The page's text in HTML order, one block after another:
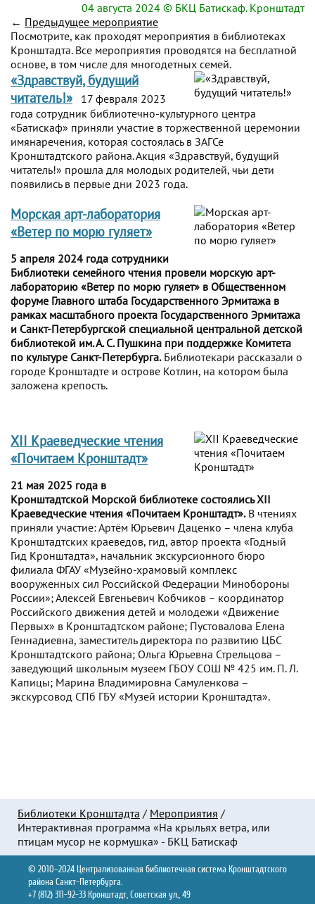
04 августа 2024 © БКЦ Батискаф. Кронштадт
← Предыдущее мероприятие
Посмотрите, как проходят мероприятия в библиотеках
Кронштадта. Все мероприятия проводятся на бесплатной
основе, в том числе для многодетных семей.
«Здравствуй, будущий
читатель!»
17 февраля 2023
года сотрудник библиотечно-культурного центра
«Батискаф» приняли участие в торжественной церемонии
имянаречения, которая состоялась в ЗАГСе
Кронштадтского района. Акция «Здравствуй, будущий
читатель!» прошла для молодых родителей, чьи дети
появились в первые дни 2023 года.
Морская арт-лаборатория
«Ветер по морю гуляет»
5 апреля 2024 года сотрудники
Библиотеки семейного чтения провели морскую арт-
лабораторию «Ветер по морю гуляет» в Общественном
форуме Главного штаба Государственного Эрмитажа в
рамках масштабного проекта Государственного Эрмитажа
и Санкт-Петербургской специальной центральной детской
библиотекой им. А. С. Пушкина при поддержке Комитета
по культуре Санкт-Петербурга.Библиотекари рассказали о
городе Кронштадте и острове Котлин, на котором была
заложена крепость.
XII Краеведческие чтения
«Почитаем Кронштадт»
21 мая 2025 года в
Кронштадтской Морской библиотеке состоялись XII
Краеведческие чтения «Почитаем Кронштадт».В чтениях
приняли участие: Артём Юрьевич Даценко – члена клуба
Кронштадтских краеведов, гид, автор проекта «Годный
Гид Кронштадта», начальник экскурсионного бюро
филиала ФГАУ «Музейно-храмовый комплекс
вооруженных сил Российской Федерации Минобороны
России»; Алексей Евгеньевич Кобчиков – координатор
Российского движения детей и молодежи «Движение
Первых» в Кронштадтском районе; Пустовалова Елена
Геннадиевна, заместитель директора по развитию ЦБС
Кронштадтского района; Ольга Юрьевна Стрельцова –
заведующий школьным музеем ГБОУ СОШ № 425 им. П. Л.
Капицы; Марина Владимировна Самуленкова –
экскурсовод СПб ГБУ «Музей истории Кронштадта».
Библиотеки Кронштадта / Мероприятия /
Интерактивная программа «На крыльях ветра, или
птицам мусор не кормушка» - БКЦ Батискаф
© 2010–2024 Централизованная библиотечная система Кронштадтского
района Санкт-Петербурга.
+7 (812) 311-92-33 Кронштадт, Советская ул., 49